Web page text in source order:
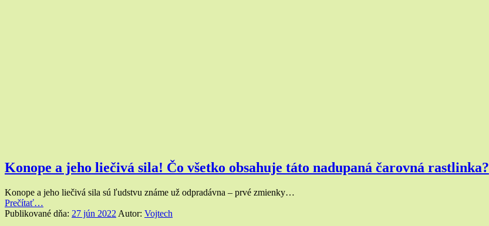
Konope a jeho liečivá sila! Čo všetko obsahuje táto nadupaná čarovná rastlinka?
Konope a jeho liečivá sila sú ľudstvu známe už odpradávna – prvé zmienky…
Prečítať“Konope
a jeho
…
Publikované dňa: 27 jún 2022 Autor: Vojtech